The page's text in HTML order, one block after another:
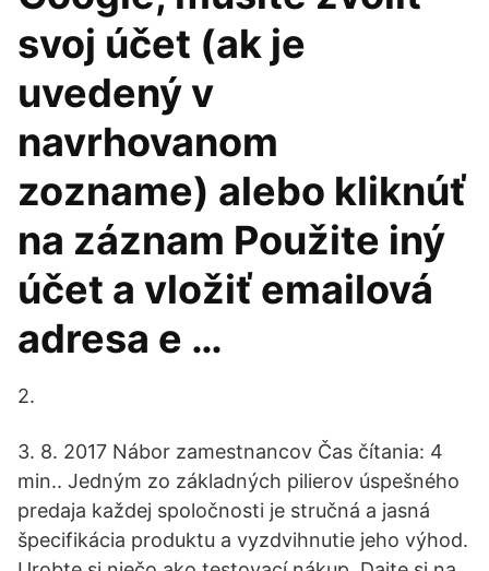
svoj účet (ak je
uvedený v
navrhovanom
zozname) alebo kliknúť
na záznam Použite iný
účet a vložiť emailová
adresa e …
2.
3. 8. 2017 Nábor zamestnancov Čas čítania: 4
min.. Jedným zo základných pilierov úspešného
predaja každej spoločnosti je stručná a jasná
špecifikácia produktu a vyzdvihnutie jeho výhod.